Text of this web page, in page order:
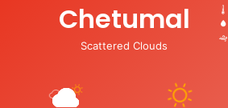
Chetumal
Scattered Clouds